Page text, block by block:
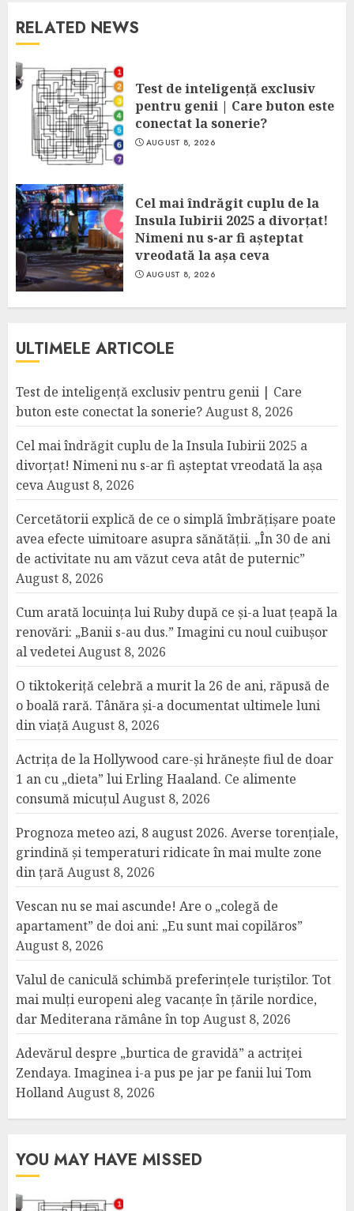
RELATED NEWS
Test de inteligență exclusiv
pentru genii | Care buton este
conectat la sonerie?
AUGUST 8, 2026
Cel mai îndrăgit cuplu de la
Insula Iubirii 2025 a divorțat!
Nimeni nu s-ar fi așteptat
vreodată la așa ceva
AUGUST 8, 2026
ULTIMELE ARTICOLE
Test de inteligență exclusiv pentru genii | Care
buton este conectat la sonerie?August 8, 2026
Cel mai îndrăgit cuplu de la Insula Iubirii 2025 a
divorțat! Nimeni nu s-ar fi așteptat vreodată la așa
cevaAugust 8, 2026
Cercetătorii explică de ce o simplă îmbrățișare poate
avea efecte uimitoare asupra sănătății. „În 30 de ani
de activitate nu am văzut ceva atât de puternic”
August 8, 2026
Cum arată locuința lui Ruby după ce și-a luat țeapă la
renovări: „Banii s-au dus.” Imagini cu noul cuibușor
al vedeteiAugust 8, 2026
O tiktokeriță celebră a murit la 26 de ani, răpusă de
o boală rară. Tânăra și-a documentat ultimele luni
din viațăAugust 8, 2026
Actrița de la Hollywood care-și hrănește fiul de doar
1 an cu „dieta” lui Erling Haaland. Ce alimente
consumă micuțulAugust 8, 2026
Prognoza meteo azi, 8 august 2026. Averse torențiale,
grindină și temperaturi ridicate în mai multe zone
din țarăAugust 8, 2026
Vescan nu se mai ascunde! Are o „colegă de
apartament” de doi ani: „Eu sunt mai copilăros”
August 8, 2026
Valul de caniculă schimbă preferințele turiștilor. Tot
mai mulți europeni aleg vacanțe în țările nordice,
dar Mediterana rămâne în top August 8, 2026
Adevărul despre „burtica de gravidă” a actriței
Zendaya. Imaginea i-a pus pe jar pe fanii lui Tom
HollandAugust 8, 2026
YOU MAY HAVE MISSED